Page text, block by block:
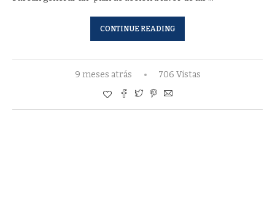
CONTINUE READING
9 meses atrás 706 Vistas